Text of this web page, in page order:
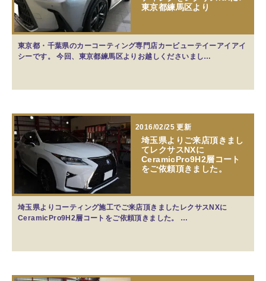
東京都練馬区より
東京都・千葉県のカーコーティング専門店カービューテイーアイアイ
シーです。 今回、東京都練馬区よりお越しくださいまし…
2016/02/25 更新
埼玉県よりご来店頂きまし
てレクサスNXに
CeramicPro9H2層コート
をご依頼頂きました。
埼玉県よりコーティング施工でご来店頂きましたレクサスNXに
CeramicPro9H2層コートをご依頼頂きました。 …